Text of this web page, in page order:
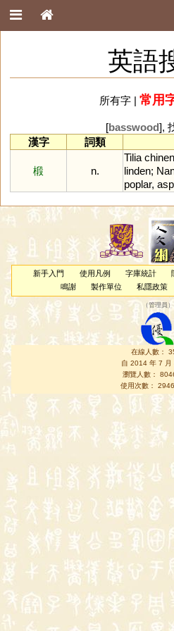
英語
所有字| 常用
[basswood],
漢字
詞類
椴 n.
Tilia
linden;
poplar,
新手入門 使用凡例 字庫統計
鳴謝
製作單位 私隱政策
（管理員 ）
在線人數：
自 2014 年 7 月
瀏覽人數：
使用次數：